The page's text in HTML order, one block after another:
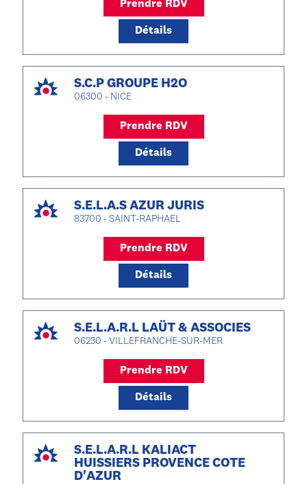
Prendre RDV
Détails
S.C.P GROUPE H2O
06300 - NICE
Prendre RDV
Détails
S.E.L.A.S AZUR JURIS
83700 - SAINT-RAPHAEL
Prendre RDV
Détails
S.E.L.A.R.L LAÜT & ASSOCIES
06230 - VILLEFRANCHE-SUR-MER
Prendre RDV
Détails
S.E.L.A.R.L KALIACT
HUISSIERS PROVENCE COTE
D'AZUR